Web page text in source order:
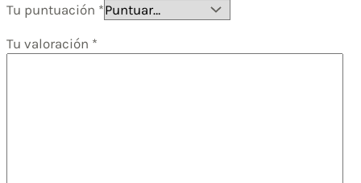
Tu puntuación *
Tu valoración *